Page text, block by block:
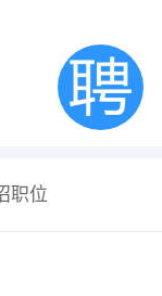
职位